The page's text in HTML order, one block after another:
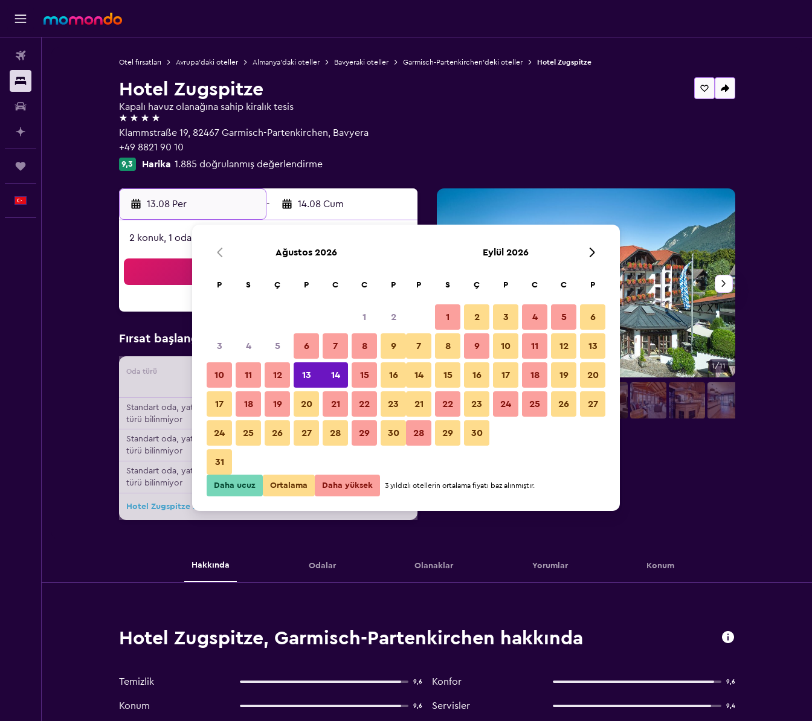
Otel fırsatları Avrupa'daki oteller Almanya'daki oteller Bavyeraki oteller Garmisch-Partenkirchen'deki oteller Hotel Zugspitze
Hotel Zugspitze
Kapalı havuz olanağına sahip kiralık tesis
4 yıldız
Klammstraße 19, 82467 Garmisch-Partenkirchen, Bavyera
+49 8821 90 10
9,3 Harika 1.885 doğrulanmış değerlendirme
13.08 Per - 14.08 Cum
2 konuk, 1 oda
Fırsat başlangıç fiyatı En ucuz gecelik fiyat
Oda türü Tedarikçi
Gecelik
Standart oda, yatak
türü bilinmiyor
₺11.645 Fırsatı Görüntüle
Standart oda, yatak
türü bilinmiyor
₺12.324 Fırsatı Görüntüle
Standart oda, yatak
türü bilinmiyor
₺13.166 Fırsatı Görüntüle
Hotel Zugspitze için diğer 20fırsat
Bina 1/11
Hotel Zugspitze fotoğrafları
Hakkında Odalar Olanaklar Yorumlar Konum
Hotel Zugspitze, Garmisch-Partenkirchen hakkında
Temizlik 9,6 Konfor 9,6
Konum 9,6 Servisler 9,4
Ağustos 2026
P S Ç P C C P
1 2
3 4 5 6 7 8 9
10 11 12 13 14 15 16
17 18 19 20 21 22 23
24 25 26 27 28 29 30
31
Eylül 2026
P S Ç P C C P
1 2 3 4 5 6
7 8 9 10 11 12 13
14 15 16 17 18 19 20
21 22 23 24 25 26 27
28 29 30
Daha ucuz Ortalama Daha yüksek 3 yıldızlı otellerin ortalama fiyatı baz alınmıştır.